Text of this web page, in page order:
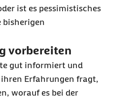
ist es pessimistisches
bisherigen
vorbereiten
gut informiert und
Erfahrungen fragt,
worauf es bei der